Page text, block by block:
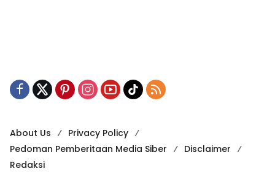
About Us
Privacy Policy
Pedoman Pemberitaan Media Siber
Disclaimer
Redaksi